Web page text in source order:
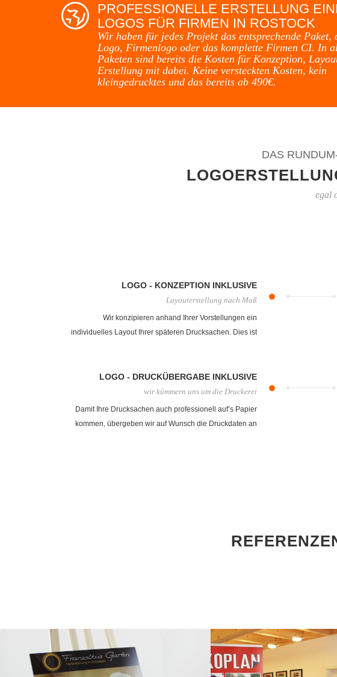
PROFESSIONELLE ERSTELLUNG
LOGOS FÜR FIRMEN IN ROSTOCK
Wir haben für jedes Projekt das entsprechende Paket,
Logo, Firmenlogo oder das komplette Firmen CI. In
Paketen sind bereits die Kosten für Konzeption,
Erstellung mit dabei. Keine versteckten Kosten, kein
kleingedrucktes und das bereits ab 490€.
DAS
egal
LOGO - KONZEPTION INKLUSIVE
Layouterstellung nach Maß
Wir konzipieren anhand Ihrer Vorstellungen ein
individuelles Layout Ihrer späteren Drucksachen. Dies ist
einen Layoutentwurf.
LOGO - DRUCKÜBERGABE INKLUSIVE
wir kümmern uns um die Druckerei
Damit Ihre Drucksachen auch professionell auf’s Papier
kommen, übergeben wir auf Wunsch die Druckdaten an